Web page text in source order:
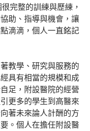
完整的訓練與歷練，
助、指導與機會，讓
滴滴，個人一直銘記
教學、研究與服務的
具有相當的規模和成
足，附設醫院的經營
更多的學生到高醫來
著未來論人計酬的方
。個人在擔任附設醫